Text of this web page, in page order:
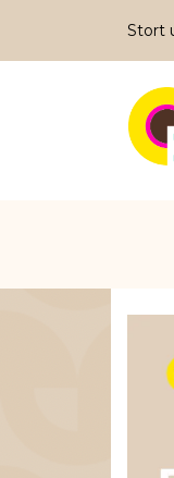
Stort